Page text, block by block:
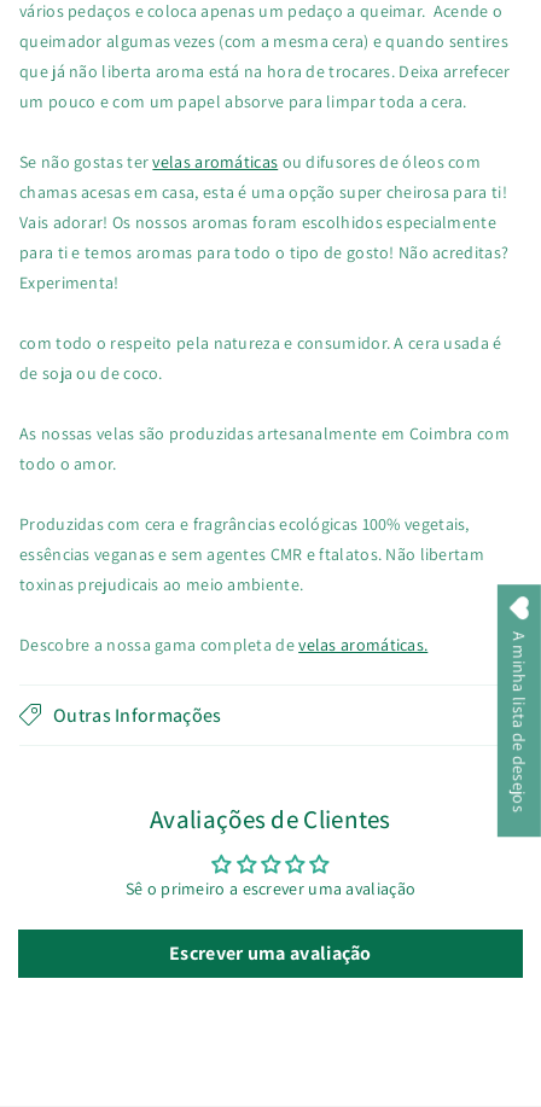
vários pedaços e coloca apenas um pedaço a queimar. Acende o
queimador algumas vezes (com a mesma cera) e quando sentires
que já não liberta aroma está na hora de trocares. Deixa arrefecer
um pouco e com um papel absorve para limpar toda a cera.
Se não gostas tervelas aromáticas ou difusores de óleos com
chamas acesas em casa, esta é uma opção super cheirosa para ti!
Vais adorar! Os nossos aromas foram escolhidos especialmente
para ti e temos aromas para todo o tipo de gosto! Não acreditas?
Experimenta!
com todo o respeito pela natureza e consumidor. A cera usada é
de soja ou de coco.
As nossas velas são produzidas artesanalmente em Coimbra com
todo o amor.
Produzidas com cera e fragrâncias ecológicas 100% vegetais,
essências veganas e sem agentes CMR e ftalatos. Não libertam
toxinas prejudicais ao meio ambiente.
Descobre a nossa gama completa develas aromáticas.
Outras Informações
Avaliações de Clientes
Sê o primeiro a escrever uma avaliação
Escrever uma avaliação
A minha lista de desejos